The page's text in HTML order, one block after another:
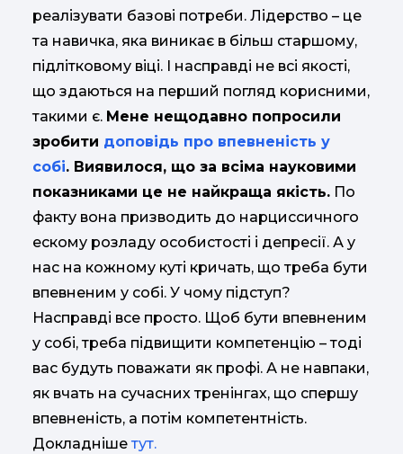
реалізувати базові потреби. Лідерство – це
та навичка, яка виникає в більш старшому,
підлітковому віці. І насправді не всі якості,
що здаються на перший погляд корисними,
такими є. Мене нещодавно попросили
зробити доповідь про впевненість у
собі. Виявилося, що за всіма науковими
показниками це не найкраща якість. По
факту вона призводить до нарциссичного
ескому розладу особистості і депресії. А у
нас на кожному куті кричать, що треба бути
впевненим у собі. У чому підступ?
Насправді все просто. Щоб бути впевненим
у собі, треба підвищити компетенцію – тоді
вас будуть поважати як профі. А не навпаки,
як вчать на сучасних тренінгах, що спершу
впевненість, а потім компетентність.
Докладніше тут.